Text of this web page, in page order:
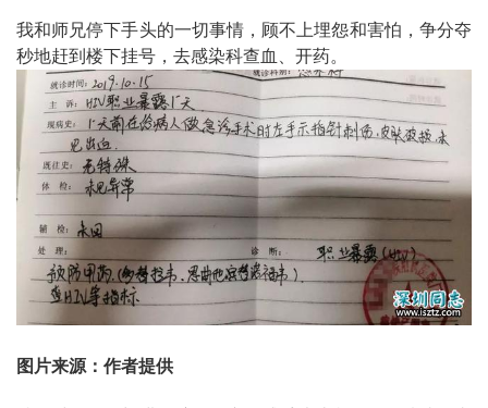
我和师兄停下手头的一切事情，顾不上埋怨和害怕，争分夺
秒地赶到楼下挂号，去感染科查血、开药。
图片来源： 作者提供